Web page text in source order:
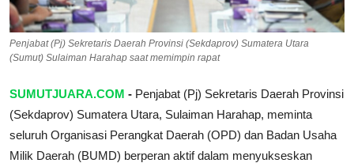
Penjabat (Pj) Sekretaris Daerah Provinsi (Sekdaprov) Sumatera Utara
(Sumut) Sulaiman Harahap saat memimpin rapat
SUMUTJUARA.COM - Penjabat (Pj) Sekretaris Daerah Provinsi
(Sekdaprov) Sumatera Utara, Sulaiman Harahap, meminta
seluruh Organisasi Perangkat Daerah (OPD) dan Badan Usaha
Milik Daerah (BUMD) berperan aktif dalam menyukseskan